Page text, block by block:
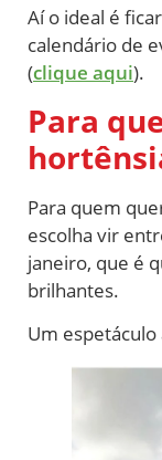
Aí o ideal é
calendário de
(clique aqui).
Para
Para quem
escolha vir
janeiro, que é
brilhantes.
Um espetáculo